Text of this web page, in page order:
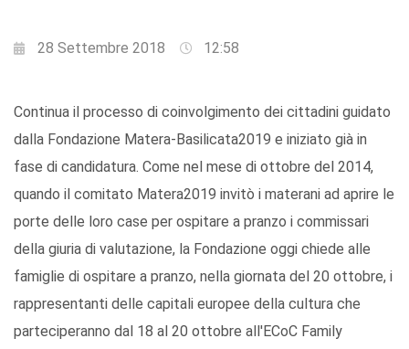
28 Settembre 2018 12:58
Continua il processo di coinvolgimento dei cittadini guidato
dalla Fondazione Matera-Basilicata2019 e iniziato già in
fase di candidatura. Come nel mese di ottobre del 2014,
quando il comitato Matera2019 invitò i materani ad aprire le
porte delle loro case per ospitare a pranzo i commissari
della giuria di valutazione, la Fondazione oggi chiede alle
famiglie di ospitare a pranzo, nella giornata del 20 ottobre, i
rappresentanti delle capitali europee della cultura che
parteciperanno dal 18 al 20 ottobre all'ECoC Family